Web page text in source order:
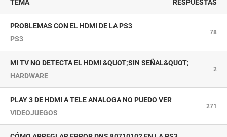
TEMA RESPUESTAS
PROBLEMAS CON EL HDMI DE LA PS3
PS3
78
MI TV NO DETECTA EL HDMI &QUOT;SIN SEÑAL&QUOT;
HARDWARE
2
PLAY 3 DE HDMI A TELE ANALOGA NO PUEDO VER
VIDEOJUEGOS
271